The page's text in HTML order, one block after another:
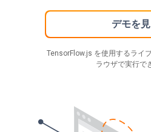
デモを
TensorFlow.js を使用するライ
ラウザで実行で